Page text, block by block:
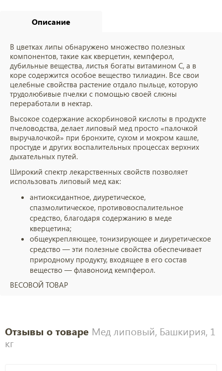
Описание
В цветках липы обнаружено множество полезных
компонентов, такие как кверцетин, кемпферол,
дубильные вещества, листья богаты витамином С, а в
коре содержится особое вещество тилиадин. Все свои
целебные свойства растение отдало пыльце, которую
трудолюбивые пчелки с помощью своей слюны
переработали в нектар.
Высокое содержание аскорбиновой кислоты в продукте
пчеловодства, делает липовый мед просто «палочкой
выручалочкой» при бронхите, сухом и мокром кашле,
простуде и других воспалительных процессах верхних
дыхательных путей.
Широкий спектр лекарственных свойств позволяет
использовать липовый мед как:
антиоксидантное, диуретическое,
спазмолитическое, противовоспалительное
средство, благодаря содержанию в меде
кверцетина;
общеукрепляющее, тонизирующее и диуретическое
средство — эти полезные свойства обеспечивает
природному продукту, входящее в его состав
вещество — флавоноид кемпферол.
ВЕСОВОЙ ТОВАР
Отзывы о товаре Мед липовый, Башкирия, 1
кг